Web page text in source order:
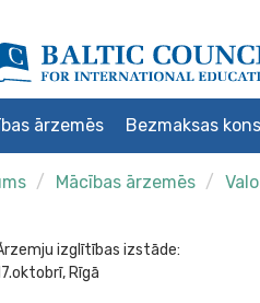
ārzemēs Bezmaksas
Mācības ārzemēs
izglītības izstāde:
Rīgā